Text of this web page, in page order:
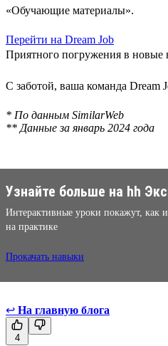
«Обучающие материалы».
Перейти на Dream Job
Приятного погружения в новые
С заботой, ваша команда Dream
* По данным SimilarWeb
** Данные за январь 2024 года
Узнайте больше на hh
Интерактивные уроки покажут, как
на практике
Прокачать навыки
↩ На главную блога
4